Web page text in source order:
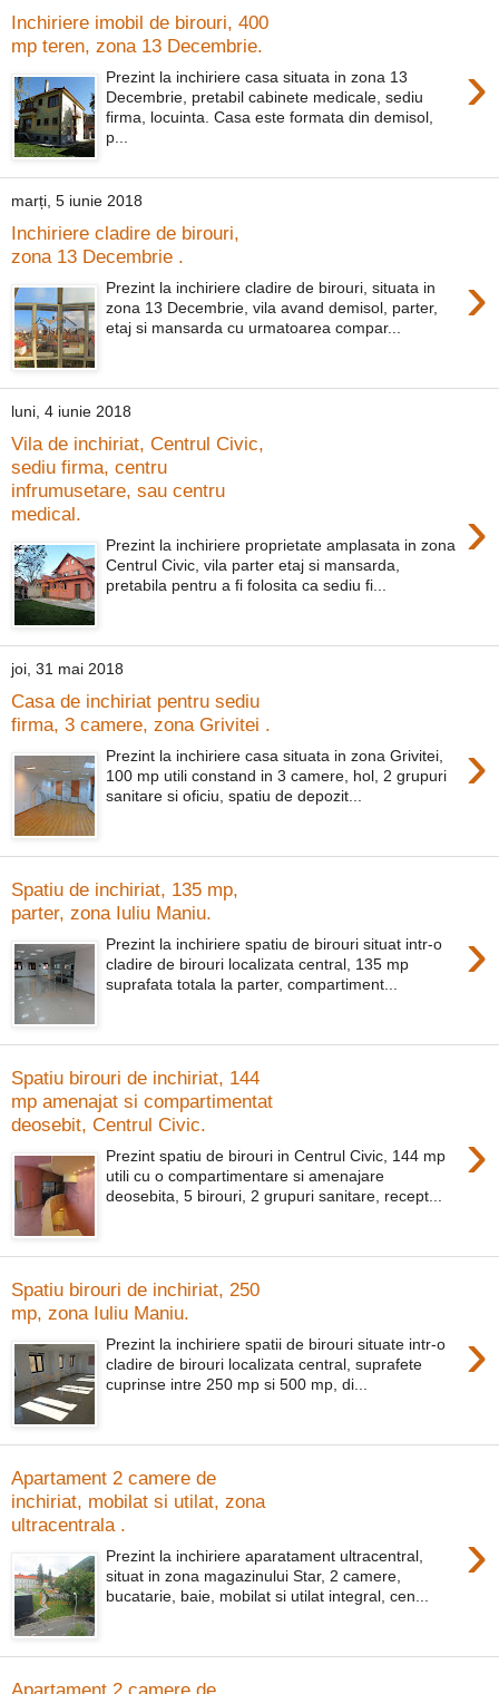
Inchiriere imobil de birouri, 400
mp teren, zona 13 Decembrie.
›
Prezint la inchiriere casa situata in zona 13
Decembrie, pretabil cabinete medicale, sediu
firma, locuinta. Casa este formata din demisol,
p...
marți, 5 iunie 2018
Inchiriere cladire de birouri,
zona 13 Decembrie .
›
Prezint la inchiriere cladire de birouri, situata in
zona 13 Decembrie, vila avand demisol, parter,
etaj si mansarda cu urmatoarea compar...
luni, 4 iunie 2018
Vila de inchiriat, Centrul Civic,
sediu firma, centru
infrumusetare, sau centru
medical.
›
Prezint la inchiriere proprietate amplasata in zona
Centrul Civic, vila parter etaj si mansarda,
pretabila pentru a fi folosita ca sediu fi...
joi, 31 mai 2018
Casa de inchiriat pentru sediu
firma, 3 camere, zona Grivitei .
›
Prezint la inchiriere casa situata in zona Grivitei,
100 mp utili constand in 3 camere, hol, 2 grupuri
sanitare si oficiu, spatiu de depozit...
Spatiu de inchiriat, 135 mp,
parter, zona Iuliu Maniu.
›
Prezint la inchiriere spatiu de birouri situat intr-o
cladire de birouri localizata central, 135 mp
suprafata totala la parter, compartiment...
Spatiu birouri de inchiriat, 144
mp amenajat si compartimentat
deosebit, Centrul Civic.
›
Prezint spatiu de birouri in Centrul Civic, 144 mp
utili cu o compartimentare si amenajare
deosebita, 5 birouri, 2 grupuri sanitare, recept...
Spatiu birouri de inchiriat, 250
mp, zona Iuliu Maniu.
›
Prezint la inchiriere spatii de birouri situate intr-o
cladire de birouri localizata central, suprafete
cuprinse intre 250 mp si 500 mp, di...
Apartament 2 camere de
inchiriat, mobilat si utilat, zona
ultracentrala .
›
Prezint la inchiriere aparatament ultracentral,
situat in zona magazinului Star, 2 camere,
bucatarie, baie, mobilat si utilat integral, cen...
Apartament 2 camere de